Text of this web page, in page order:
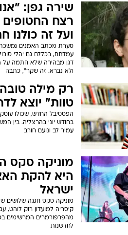
שירה גפן:
רצח
ועל זה כולנו
סערת מכתב האמנים
עמדתם, בכללם גם יהלי
דגן מבהירה שלא חתמה על
ולא נברא. זה שקר", כתבה
רק מילה
טוות" יוצא
הפסטיבל החדש, שכולו
בחודש יוני בהרצליה. בין
עמיר לב ונועם חורב
מוניקה סקס
היא להקת
ישראל
מוניקה סקס חגגה שלושים
קיסריה למועדון רוק לוהט,
מהפרפורמרים המרשימים
לחדשנות